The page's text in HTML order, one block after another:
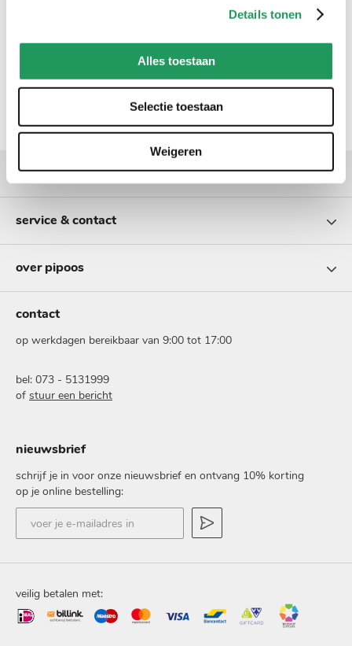
Details tonen
Alles toestaan
Selectie toestaan
Weigeren
contact
op werkdagen bereikbaar van 9:00 tot 17:00
bel: 073 - 5131999
of stuur een bericht
nieuwsbrief
schrijf je in voor onze nieuwsbrief en ontvang 10% korting
op je online bestelling:
mailadres
populaire categorieën
service & contact
over pipoos
veilig betalen met: